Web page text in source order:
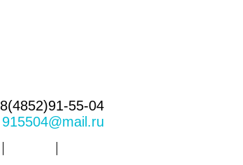
8(4852)91-55-04
915504@mail.ru